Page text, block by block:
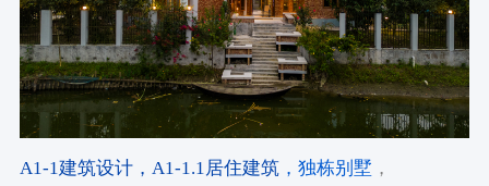
A1-1建筑设计，A1-1.1居住建筑，独栋别墅 ，